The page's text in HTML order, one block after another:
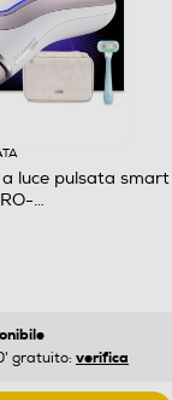
luce pulsata smart
gratuito: verifica